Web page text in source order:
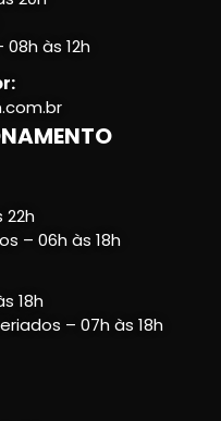
às 12h
22h
– 06h às 18h
18h
– 07h às 18h